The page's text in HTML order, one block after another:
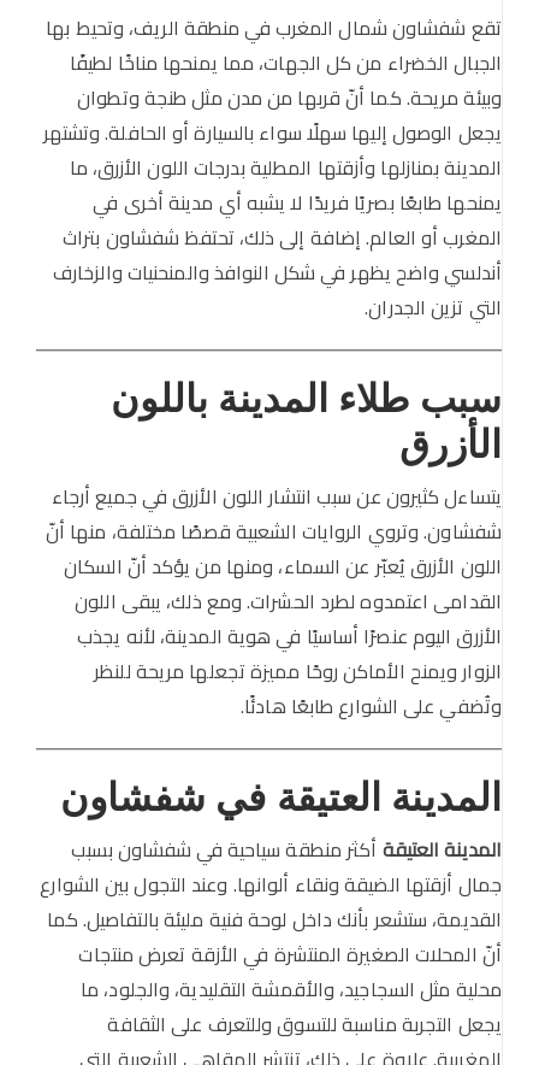
تقع شفشاون شمال المغرب في منطقة الريف، وتحيط بها
الجبال الخضراء من كل الجهات، مما يمنحها مناخًا لطيفًا
وبيئة مريحة. كما أنّ قربها من مدن مثل طنجة وتطوان
يجعل الوصول إليها سهلًا سواء بالسيارة أو الحافلة. وتشتهر
المدينة بمنازلها وأزقتها المطلية بدرجات اللون الأزرق، ما
يمنحها طابعًا بصريًا فريدًا لا يشبه أي مدينة أخرى في
المغرب أو العالم. إضافة إلى ذلك، تحتفظ شفشاون بتراث
أندلسي واضح يظهر في شكل النوافذ والمنحنيات والزخارف
التي تزين الجدران.
سبب طلاء المدينة باللون
الأزرق
يتساءل كثيرون عن سبب انتشار اللون الأزرق في جميع أرجاء
شفشاون. وتروي الروايات الشعبية قصصًا مختلفة، منها أنّ
اللون الأزرق يُعبّر عن السماء، ومنها من يؤكد أنّ السكان
القدامى اعتمدوه لطرد الحشرات. ومع ذلك، يبقى اللون
الأزرق اليوم عنصرًا أساسيًا في هوية المدينة، لأنه يجذب
الزوار ويمنح الأماكن روحًا مميزة تجعلها مريحة للنظر
وتُضفي على الشوارع طابعًا هادئًا.
المدينة العتيقة في شفشاون
المدينة العتيقة أكثر منطقة سياحية في شفشاون بسبب
جمال أزقتها الضيقة ونقاء ألوانها. وعند التجول بين الشوارع
القديمة، ستشعر بأنك داخل لوحة فنية مليئة بالتفاصيل. كما
أنّ المحلات الصغيرة المنتشرة في الأزقة تعرض منتجات
محلية مثل السجاجيد، والأقمشة التقليدية، والجلود، ما
يجعل التجربة مناسبة للتسوق وللتعرف على الثقافة